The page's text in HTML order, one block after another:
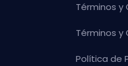
Términos y
Términos y
Política de